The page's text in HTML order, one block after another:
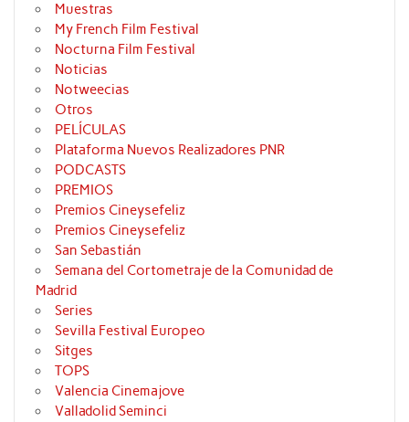
Muestras
My French Film Festival
Nocturna Film Festival
Noticias
Notweecias
Otros
PELÍCULAS
Plataforma Nuevos Realizadores PNR
PODCASTS
PREMIOS
Premios Cineysefeliz
Premios Cineysefeliz
San Sebastián
Semana del Cortometraje de la Comunidad de
Madrid
Series
Sevilla Festival Europeo
Sitges
TOPS
Valencia Cinemajove
Valladolid Seminci